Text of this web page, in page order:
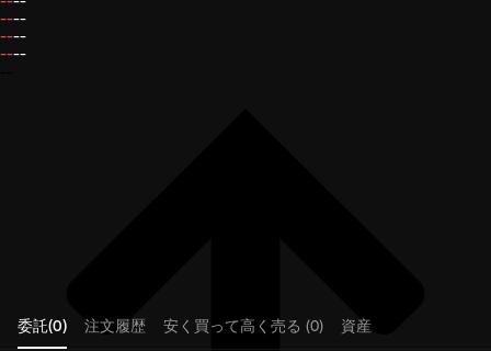
----
----
----
委託(0) 注文履歴 安く買って高く売る (0)
資産